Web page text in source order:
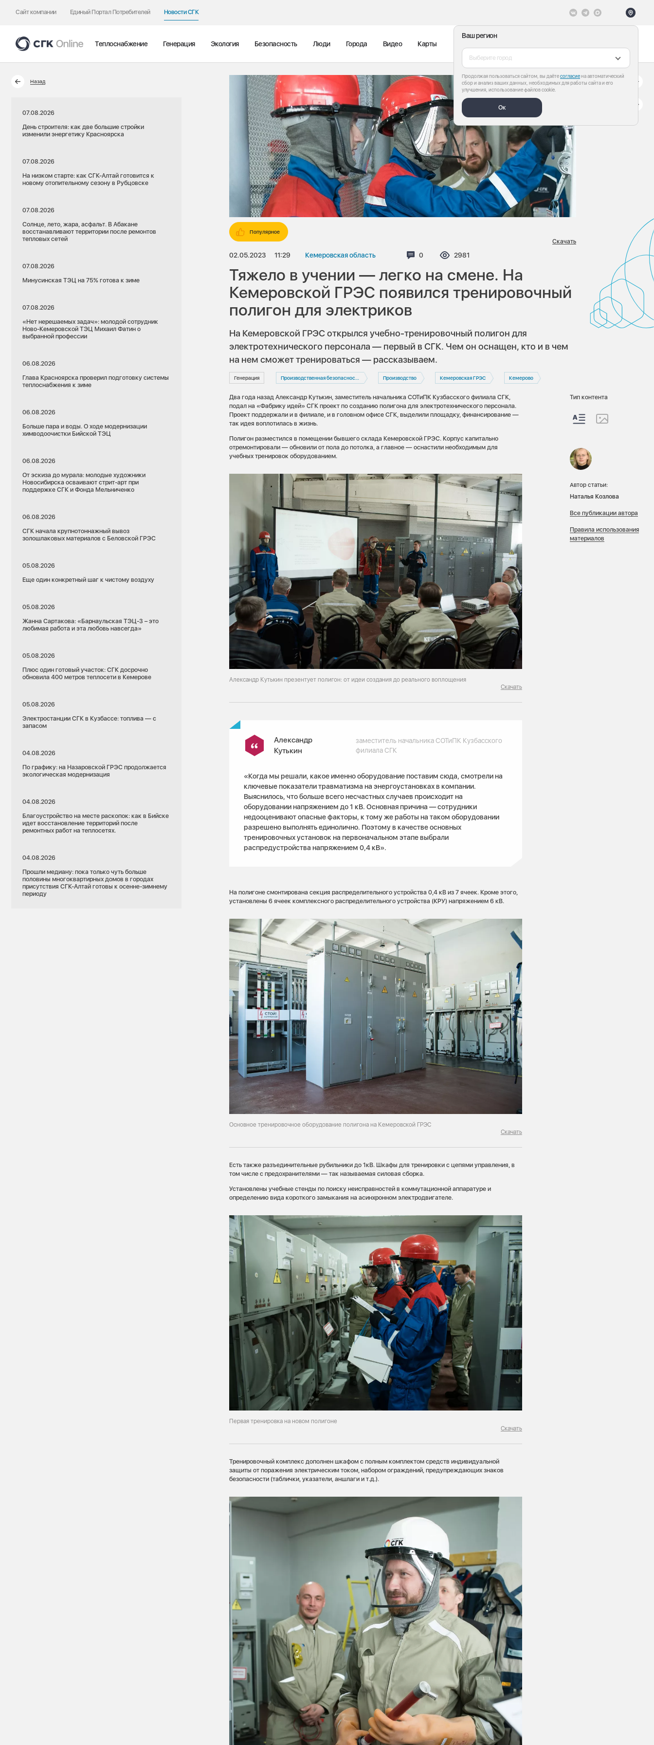
Сайт компании Единый Портал Потребителей Новости СГК
Ваш регион
Выберите город
Продолжая пользоваться сайтом, вы даётесогласиена автоматический
сбор и анализ ваших данных, необходимых для работы сайта и его
улучшения, использование файлов cookie.
Ок
Теплоснабжение Генерация Экология Безопасность Люди Города Видео Карты
Назад
07.08.2026
День строителя: как две большие стройки
изменили энергетику Красноярска
07.08.2026
На низком старте: как СГК-Алтай готовится к
новому отопительному сезону в Рубцовске
07.08.2026
Солнце, лето, жара, асфальт. В Абакане
восстанавливают территории после ремонтов
тепловых сетей
07.08.2026
Минусинская ТЭЦ на 75% готова к зиме
07.08.2026
«Нет нерешаемых задач»: молодой сотрудник
Ново-Кемеровской ТЭЦ Михаил Фатин о
выбранной профессии
06.08.2026
Глава Красноярска проверил подготовку системы
теплоснабжения к зиме
06.08.2026
Больше пара и воды. О ходе модернизации
химводоочистки Бийской ТЭЦ
06.08.2026
От эскиза до мурала: молодые художники
Новосибирска осваивают стрит-арт при
поддержке СГК и Фонда Мельниченко
06.08.2026
СГК начала крупнотоннажный вывоз
золошлаковых материалов с Беловской ГРЭС
05.08.2026
Еще один конкретный шаг к чистому воздуху
05.08.2026
Жанна Сартакова: «Барнаульская ТЭЦ-3 – это
любимая работа и эта любовь навсегда»
05.08.2026
Плюс один готовый участок: СГК досрочно
обновила 400 метров теплосети в Кемерове
05.08.2026
Электростанции СГК в Кузбассе: топлива — с
запасом
04.08.2026
По графику: на Назаровской ГРЭС продолжается
экологическая модернизация
04.08.2026
Благоустройство на месте раскопок: как в Бийске
идет восстановление территорий после
ремонтных работ на теплосетях.
04.08.2026
Прошли медиану: пока только чуть больше
половины многоквартирных домов в городах
присутствия СГК-Алтай готовы к осенне-зимнему
периоду
Популярное
02.05.2023 11:29 Кемеровская область Комментариев:
0 Просмотров:
2981
Скачать
Тяжело в учении — легко на смене. На
Кемеровской ГРЭС появился тренировочный
полигон для электриков
На Кемеровской ГРЭС открылся учебно-тренировочный полигон для
электротехнического персонала — первый в СГК. Чем он оснащен, кто и в чем
на нем сможет тренироваться — рассказываем.
Генерация Производственная безопасность Производство Кемеровская ГРЭС Кемерово
Два года назад Александр Кутькин, заместитель начальника СОТиПК Кузбасского филиала СГК,
подал на «Фабрику идей» СГК проект по созданию полигона для электротехнического персонала.
Проект поддержали и в филиале, и в головном офисе СГК, выделили площадку, финансирование —
так идея воплотилась в жизнь.
Полигон разместился в помещении бывшего склада Кемеровской ГРЭС. Корпус капитально
отремонтировали — обновили от пола до потолка, а главное — оснастили необходимым для
учебных тренировок оборудованием.
Александр Кутькин презентует полигон: от идеи создания до реального воплощения
Скачать
Александр
Кутькин
заместитель начальника СОТиПК Кузбасского
филиала СГК
«Когда мы решали, какое именно оборудование поставим сюда, смотрели на
ключевые показатели травматизма на энергоустановках в компании.
Выяснилось, что больше всего несчастных случаев происходит на
оборудовании напряжением до 1 кВ. Основная причина — сотрудники
недооценивают опасные факторы, к тому же работы на таком оборудовании
разрешено выполнять единолично. Поэтому в качестве основных
тренировочных установок на первоначальном этапе выбрали
распредустройства напряжением 0,4 кВ».
На полигоне смонтирована секция распределительного устройства 0,4 кВ из 7 ячеек. Кроме этого,
установлены 6 ячеек комплексного распределительного устройства (КРУ) напряжением 6 кВ.
Основное тренировочное оборудование полигона на Кемеровской ГРЭС
Скачать
Есть также разъединительные рубильники до 1кВ. Шкафы для тренировки с цепями управления, в
том числе с предохранителями — так называемая силовая сборка.
Установлены учебные стенды по поиску неисправностей в коммутационной аппаратуре и
определению вида короткого замыкания на асинхронном электродвигателе.
Первая тренировка на новом полигоне
Скачать
Тренировочный комплекс дополнен шкафом с полным комплектом средств индивидуальной
защиты от поражения электрическим током, набором ограждений, предупреждающих знаков
безопасности (таблички, указатели, аншлаги и т.д.).
Тип контента
Автор статьи:
Наталья Козлова
Все публикации автора
Правила использования
материалов